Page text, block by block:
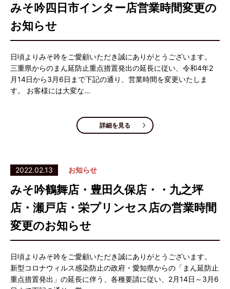
みそ吟四日市インター店営業時間変更の
お知らせ
日頃よりみそ吟をご愛顧いただき誠にありがとうございます。
三重県からのまん延防止重点措置発出の延長に従い、令和4年2
月14日から3月6日まで下記の通り、営業時間を変更いたしま
す。 お客様には大変な…
詳細を見る
2022.02.13 お知らせ
みそ吟鶴舞店・豊田久保店・・九之坪
店・瀬戸店・栄プリンセス店の営業時間
変更のお知らせ
日頃よりみそ吟をご愛顧いただき誠にありがとうございます。
新型コロナウィルス感染防止の政府・愛知県からの「まん延防止
重点措置発出」の延長に伴う、各種要請に従い、2月14日～3月6